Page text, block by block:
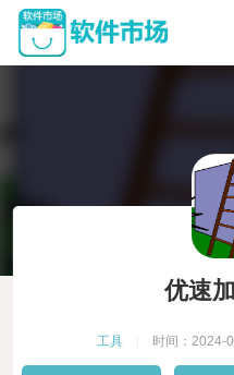
优速
工具 时间：2024-